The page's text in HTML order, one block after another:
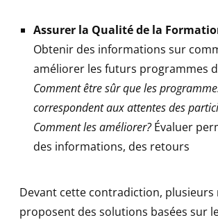
Assurer la Qualité de la
Obtenir des informations sur
améliorer les futurs programmes
Comment être sûr que les
correspondent aux attentes des
Comment les améliorer?Évaluer
des informations, des retours
Devant cette contradiction, plusieurs
proposent des solutions basées sur